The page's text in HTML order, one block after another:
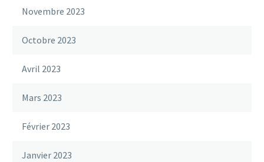
Novembre 2023
Octobre 2023
Avril 2023
Mars 2023
Février 2023
Janvier 2023